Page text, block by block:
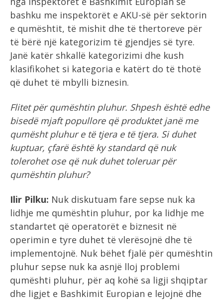
bashku me inspektorët e AKU-së për sektorin
e qumështit, të mishit dhe të thertoreve për
të bërë një kategorizim të gjendjes së tyre.
Janë katër shkallë kategorizimi dhe kush
klasifikohet si kategoria e katërt do të thotë
që duhet të mbylli biznesin.
Flitet për qumështin pluhur. Shpesh është edhe
bisedë mjaft popullore që produktet janë me
qumësht pluhur e të tjera e të tjera. Si duhet
kuptuar, çfarë është ky standard që nuk
tolerohet ose që nuk duhet toleruar për
qumështin pluhur?
Ilir Pilku: Nuk diskutuam fare sepse nuk ka
lidhje me qumështin pluhur, por ka lidhje me
standartet që operatorët e biznesit në
operimin e tyre duhet të vlerësojnë dhe të
implementojnë. Nuk bëhet fjalë për qumështin
pluhur sepse nuk ka asnjë lloj problemi
qumështi pluhur, për aq kohë sa ligji shqiptar
dhe ligjet e Bashkimit Europian e lejojnë dhe